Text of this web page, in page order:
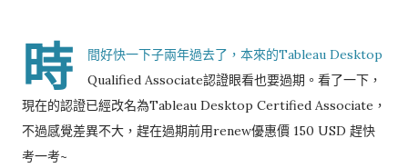
時 間好快一下子兩年過去了，本來的Tableau Desktop
Qualified Associate認證眼看也要過期。 看了一下，
現在的認證已經改名為Tableau Desktop Certified Associate ，
不過感覺差異不大，趕在過期前用renew優惠價 150 USD 趕快
考一考~